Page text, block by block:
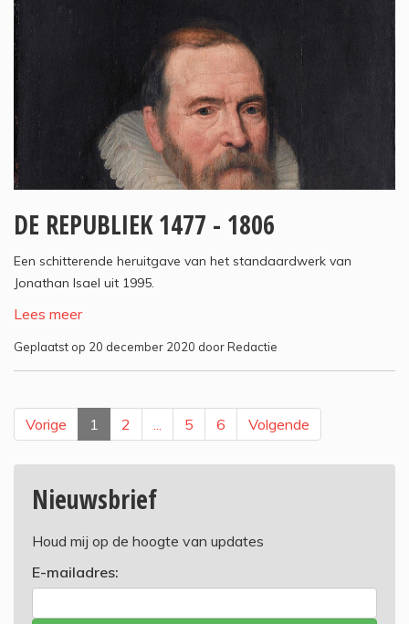
DE REPUBLIEK 1477 - 1806
Een schitterende heruitgave van het standaardwerk van
Jonathan Isael uit 1995.
Lees meer
Geplaatst op 20 december 2020 door Redactie
Vorige 1 2 5 6 Volgende
Nieuwsbrief
Houd mij op de hoogte van updates
E-mailadres: